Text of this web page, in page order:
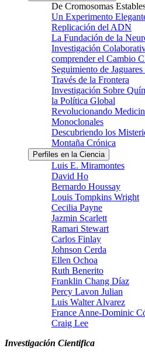
De Cromosomas
Un Experimento
Replicación del ADN
La Fundación de la
Investigación
comprender el Cambio
Seguimiento de
Través de la Frontera
Investigación Sobre
la Política Global
Revolucionando
Monoclonales
Descubriendo los
Montaña Crónica
Perfiles en la Ciencia
Luis E. Miramontes
David Ho
Bernardo Houssay
Louis Tompkins Wright
Cecilia Payne
Jazmin Scarlett
Ramari Stewart
Carlos Finlay
Johnson Cerda
Ellen Ochoa
Ruth Benerito
Franklin Chang Díaz
Percy Lavon Julian
Luis Walter Alvarez
France Anne-Dominic
Craig Lee
Investigación Cientifica